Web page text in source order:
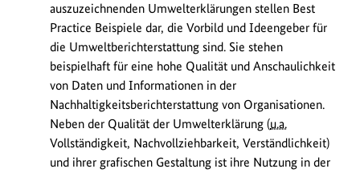
auszuzeichnenden Umwelterklärungen stellen Best
Practice Beispiele dar, die Vorbild und Ideengeber für
die Umweltberichterstattung sind. Sie stehen
beispielhaft für eine hohe Qualität und Anschaulichkeit
von Daten und Informationen in der
Nachhaltigkeitsberichterstattung von Organisationen.
Neben der Qualität der Umwelterklärung (u.a.
Vollständigkeit, Nachvollziehbarkeit, Verständlichkeit)
und ihrer grafischen Gestaltung ist ihre Nutzung in der